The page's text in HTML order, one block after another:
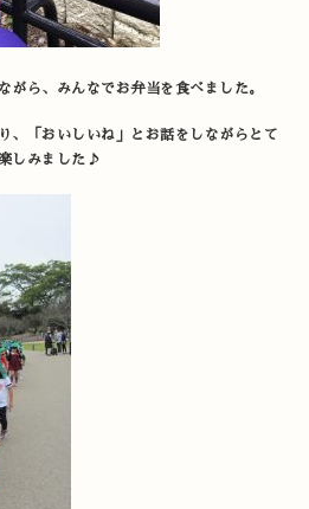
がら、みんなでお弁当を食べました。
、「おいしいね」とお話をしながらとて
しみました♪